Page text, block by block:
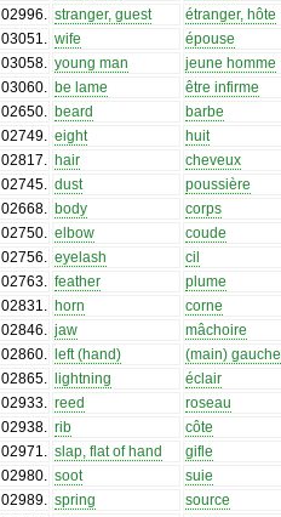
02996
stranger, guest
étranger, hôte
03051
wife
épouse
03058
young man
jeune homme
03060
be lame
être infirme
02650
beard
barbe
02749
eight
huit
02817
hair
cheveux
02745
dust
poussière
02668
body
corps
02750
elbow
coude
02756
eyelash
cil
02763
feather
plume
02831
horn
corne
02846
jaw
mâchoire
02860
left (hand)
(main) gauche
02865
lightning
éclair
02933
reed
roseau
02938
rib
côte
02971
slap, flat of hand
gifle
02980
soot
suie
02989
spring
source